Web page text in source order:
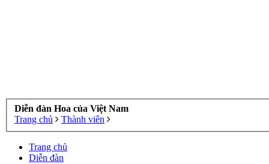
Diễn đàn Hoa của Việt Nam
Trang chủ
Thành viên
Trang chủ
Diễn đàn